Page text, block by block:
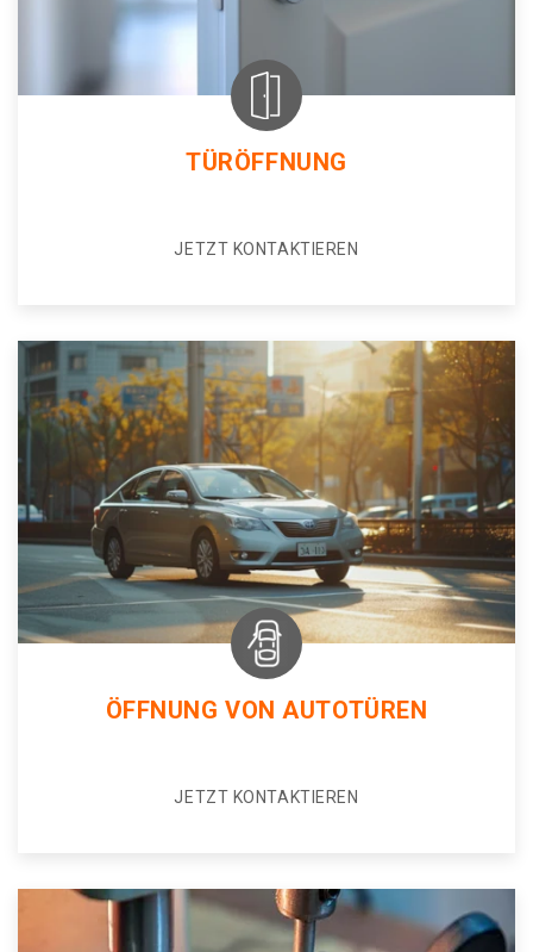
TÜRÖFFNUNG
JETZT KONTAKTIEREN
ÖFFNUNG VON AUTOTÜREN
JETZT KONTAKTIEREN